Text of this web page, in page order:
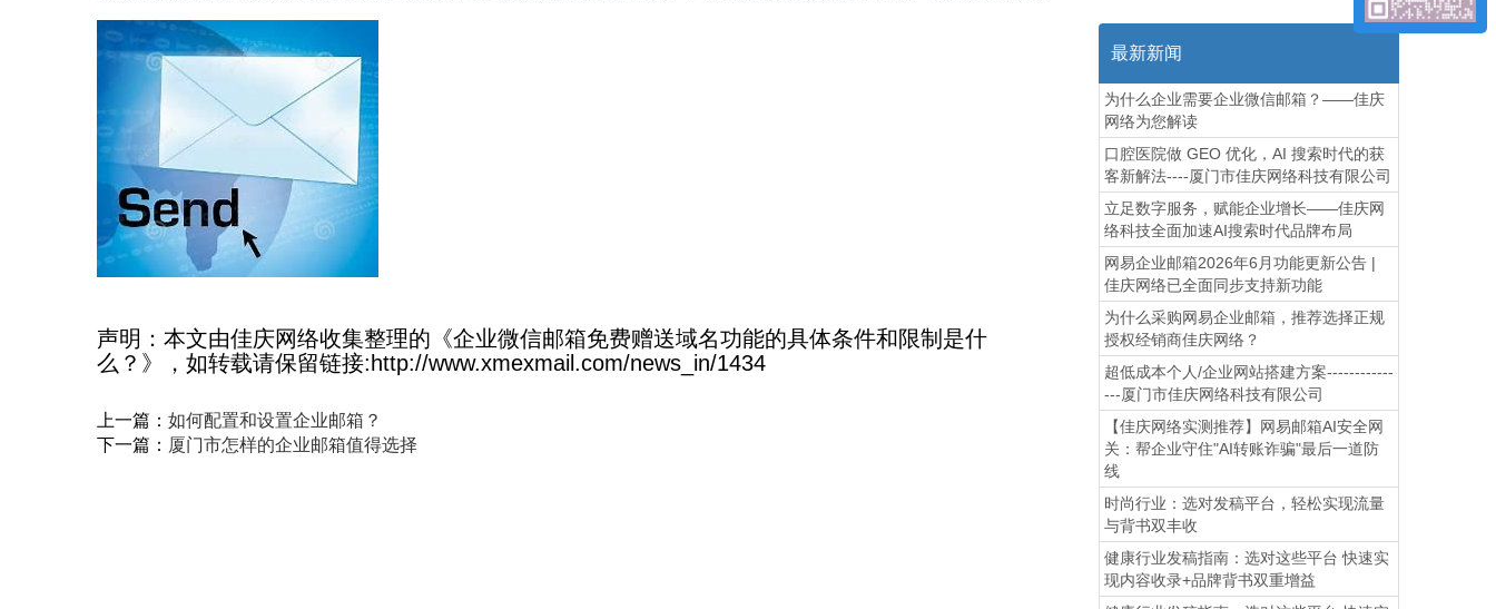
声明：本文由佳庆网络收集整理的《企业微信邮箱免费赠送域名功能的具体条件和限制是什
么？》，如转载请保留链接:http://www.xmexmail.com/news_in/1434
上一篇： 如何配置和设置企业邮箱？
下一篇： 厦门市怎样的企业邮箱值得选择
最新新闻
为什么企业需要企业微信邮箱？——佳庆
网络为您解读
口腔医院做 GEO 优化，AI 搜索时代的获
客新解法----厦门市佳庆网络科技有限公司
立足数字服务，赋能企业增长——佳庆网
络科技全面加速AI搜索时代品牌布局
网易企业邮箱2026年6月功能更新公告 |
佳庆网络已全面同步支持新功能
为什么采购网易企业邮箱，推荐选择正规
授权经销商佳庆网络？
超低成本个人/企业网站搭建方案------------
---厦门市佳庆网络科技有限公司
【佳庆网络实测推荐】网易邮箱AI安全网
关：帮企业守住"AI转账诈骗"最后一道防
线
时尚行业：选对发稿平台，轻松实现流量
与背书双丰收
健康行业发稿指南：选对这些平台 快速实
现内容收录+品牌背书双重增益